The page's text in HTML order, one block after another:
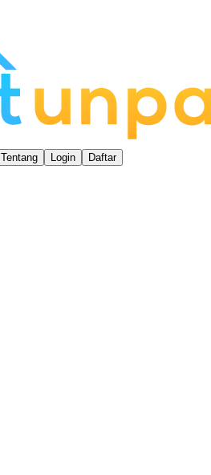
Tentang Login Daftar